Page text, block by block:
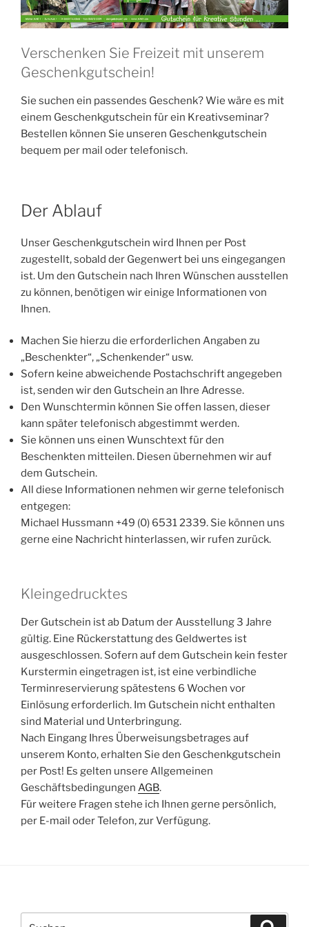
Verschenken Sie Freizeit mit unserem
Geschenkgutschein!
Sie suchen ein passendes Geschenk? Wie wäre es mit
einem Geschenkgutschein für ein Kreativseminar?
Bestellen können Sie unseren Geschenkgutschein
bequem per mail oder telefonisch.
Der Ablauf
Unser Geschenkgutschein wird Ihnen per Post
zugestellt, sobald der Gegenwert bei uns eingegangen
ist. Um den Gutschein nach Ihren Wünschen ausstellen
zu können, benötigen wir einige Informationen von
Ihnen.
Machen Sie hierzu die erforderlichen Angaben zu
„Beschenkter“, „Schenkender“ usw.
Sofern keine abweichende Postachschrift angegeben
ist, senden wir den Gutschein an Ihre Adresse.
Den Wunschtermin können Sie offen lassen, dieser
kann später telefonisch abgestimmt werden.
Sie können uns einen Wunschtext für den
Beschenkten mitteilen. Diesen übernehmen wir auf
dem Gutschein.
All diese Informationen nehmen wir gerne telefonisch
entgegen:
Michael Hussmann +49 (0) 6531 2339. Sie können uns
gerne eine Nachricht hinterlassen, wir rufen zurück.
Kleingedrucktes
Der Gutschein ist ab Datum der Ausstellung 3 Jahre
gültig. Eine Rückerstattung des Geldwertes ist
ausgeschlossen. Sofern auf dem Gutschein kein fester
Kurstermin eingetragen ist, ist eine verbindliche
Terminreservierung spätestens 6 Wochen vor
Einlösung erforderlich. Im Gutschein nicht enthalten
sind Material und Unterbringung.
Nach Eingang Ihres Überweisungsbetrages auf
unserem Konto, erhalten Sie den Geschenkgutschein
per Post! Es gelten unsere Allgemeinen
Geschäftsbedingungen AGB.
Für weitere Fragen stehe ich Ihnen gerne persönlich,
per E-mail oder Telefon, zur Verfügung.